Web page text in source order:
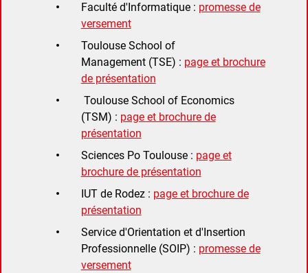
Faculté d'Informatique : promesse de
versement
Toulouse School of
Management (TSE) : page et brochure
de présentation
Toulouse School of Economics
(TSM) : page et brochure de
présentation
Sciences Po Toulouse : page et
brochure de présentation
IUT de Rodez : page et brochure de
présentation
Service d'Orientation et d'Insertion
Professionnelle (SOIP) : promesse de
versement